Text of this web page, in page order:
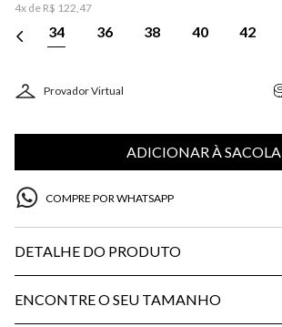
4x de R$ 122,47
34 36 38 40 42
Provador Virtual
ADICIONAR À SACOLA
COMPRE POR WHATSAPP
DETALHE DO PRODUTO
ENCONTRE O SEU TAMANHO